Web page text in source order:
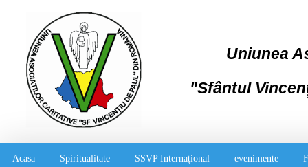
Uniunea
"Sfântul
Acasa Spiritualitate SSVP Internațional evenimente